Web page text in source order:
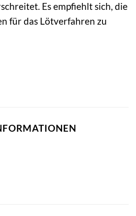
Es empfiehlt sich, die
für das Lötverfahren zu